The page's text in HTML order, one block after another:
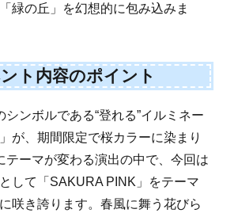
緑の丘」を幻想的に包み込みま
ト内容のポイント
シンボルである“登れる”イルミネー
が、期間限定で桜カラーに染まり
テーマが変わる演出の中で、今回は
して「SAKURA PINK」をテーマ
咲き誇ります。春風に舞う花びら